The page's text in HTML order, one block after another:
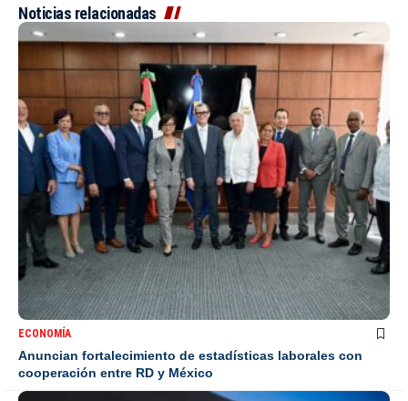
Noticias relacionadas
ECONOMÍA
Anuncian fortalecimiento de estadísticas laborales con
cooperación entre RD y México